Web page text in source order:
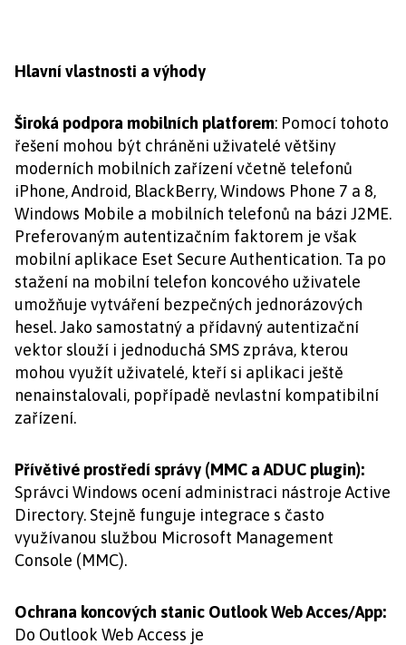
Hlavní vlastnosti a výhody
Široká podpora mobilních platforem: Pomocí tohoto
řešení mohou být chráněni uživatelé většiny
moderních mobilních zařízení včetně telefonů
iPhone, Android, BlackBerry, Windows Phone 7 a 8,
Windows Mobile a mobilních telefonů na bázi J2ME.
Preferovaným autentizačním faktorem je však
mobilní aplikace Eset Secure Authentication. Ta po
stažení na mobilní telefon koncového uživatele
umožňuje vytváření bezpečných jednorázových
hesel. Jako samostatný a přídavný autentizační
vektor slouží i jednoduchá SMS zpráva, kterou
mohou využít uživatelé, kteří si aplikaci ještě
nenainstalovali, popřípadě nevlastní kompatibilní
zařízení.
Přívětivé prostředí správy (MMC a ADUC plugin):
Správci Windows ocení administraci nástroje Active
Directory. Stejně funguje integrace s často
využívanou službou Microsoft Management
Console (MMC).
Ochrana koncových stanic Outlook Web Acces/App:
Do Outlook Web Access je